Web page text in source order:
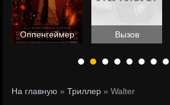
Оппенгеймер Вызов
На главную »Триллер » Walter